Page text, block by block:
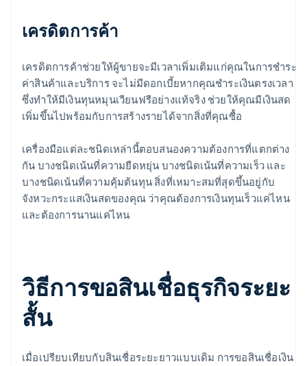
เครดิตการค้า
เครดิตการค้าช่วยให้ผู้ขายจะมีเวลาเพิ่มเติมแก่คุณในการชำระ
ค่าสินค้าและบริการ จะไม่มีดอกเบี้ยหากคุณชำระเงินตรงเวลา
ซึ่งทำให้มีเงินทุนหมุนเวียนฟรีอย่างแท้จริง ช่วยให้คุณมีเงินสด
เพิ่มขึ้นไปพร้อมกับการสร้างรายได้จากสิ่งที่คุณซื้อ
เครื่องมือแต่ละชนิดเหล่านี้ตอบสนองความต้องการที่แตกต่าง
กัน บางชนิดเน้นที่ความยืดหยุ่น บางชนิดเน้นที่ความเร็ว และ
บางชนิดเน้นที่ความคุ้มต้นทุน สิ่งที่เหมาะสมที่สุดขึ้นอยู่กับ
จังหวะกระแสเงินสดของคุณ ว่าคุณต้องการเงินทุนเร็วแค่ไหน
และต้องการนานแค่ไหน
วิธีการขอสินเชื่อธุรกิจระยะ
สั้น
เมื่อเปรียบเทียบกับสินเชื่อระยะยาวแบบเดิม การขอสินเชื่อเงิน